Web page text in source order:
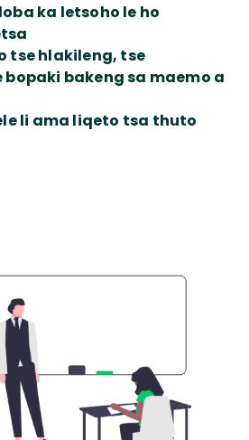
ka letsoho le ho
tse hlakileng, tse
bakeng sa maemo a
li ama liqeto tsa thuto